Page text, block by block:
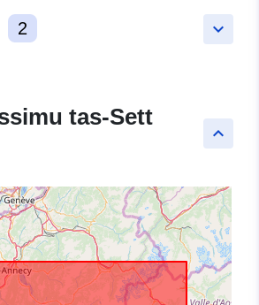
keyboard_arrow_down
2
keyboard_arrow_up
tas-Sett